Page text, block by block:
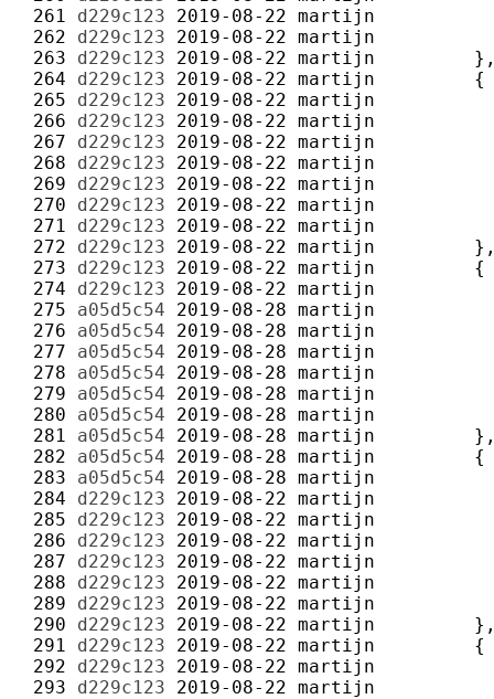
261 d229c123 2019-08-22 martijn
262 d229c123 2019-08-22 martijn
263 d229c123 2019-08-22 martijn
264 d229c123 2019-08-22 martijn
265 d229c123 2019-08-22 martijn
266 d229c123 2019-08-22 martijn
267 d229c123 2019-08-22 martijn
268 d229c123 2019-08-22 martijn
269 d229c123 2019-08-22 martijn
270 d229c123 2019-08-22 martijn
271 d229c123 2019-08-22 martijn
272 d229c123 2019-08-22 martijn
273 d229c123 2019-08-22 martijn
274 d229c123 2019-08-22 martijn
275 a05d5c54 2019-08-28 martijn
276 a05d5c54 2019-08-28 martijn
277 a05d5c54 2019-08-28 martijn
278 a05d5c54 2019-08-28 martijn
279 a05d5c54 2019-08-28 martijn
280 a05d5c54 2019-08-28 martijn
281 a05d5c54 2019-08-28 martijn
282 a05d5c54 2019-08-28 martijn
283 a05d5c54 2019-08-28 martijn
284 d229c123 2019-08-22 martijn
285 d229c123 2019-08-22 martijn
286 d229c123 2019-08-22 martijn
287 d229c123 2019-08-22 martijn
288 d229c123 2019-08-22 martijn
289 d229c123 2019-08-22 martijn
290 d229c123 2019-08-22 martijn
291 d229c123 2019-08-22 martijn
292 d229c123 2019-08-22 martijn
293 d229c123 2019-08-22 martijn